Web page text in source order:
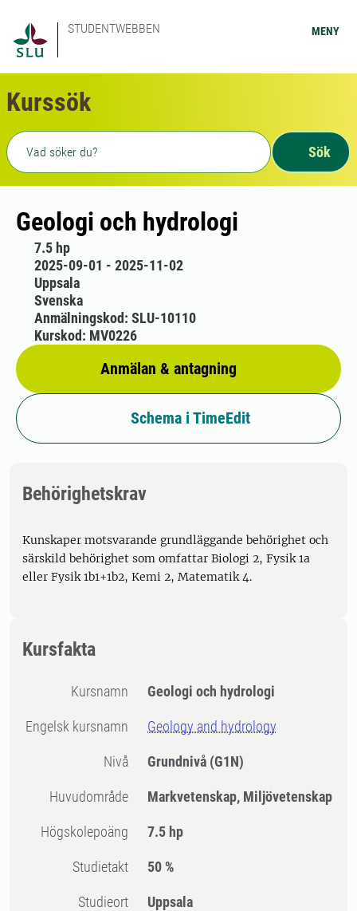
STUDENTWEBBEN MENY
Kurssök
Fritext sökning
Sök
Geologi och hydrologi
7.5 hp
2025-09-01 - 2025-11-02
Uppsala
Svenska
Anmälan & antagning
Anmälningskod: SLU-10110
Kurskod: MV0226
Schema i TimeEdit
Behörighetskrav
Kunskaper motsvarande grundläggande behörighet och
särskild behörighet som omfattar Biologi 2, Fysik 1a
eller Fysik 1b1+1b2, Kemi 2, Matematik 4.
Kursfakta
Kursnamn Geologi och hydrologi
Engelsk kursnamn Geology and hydrology
Nivå Grundnivå (G1N)
Huvudområde Markvetenskap, Miljövetenskap
högskolepoäng 7.5 hp
Studietakt 50 %
Studieort Uppsala